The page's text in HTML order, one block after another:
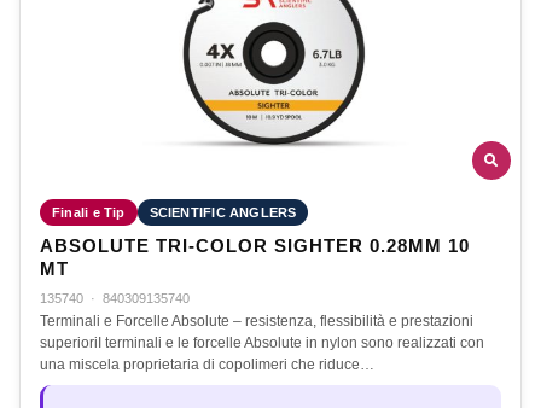
Finali e Tip SCIENTIFIC ANGLERS
ABSOLUTE TRI-COLOR SIGHTER 0.28MM 10
MT
135740 · 840309135740
Terminali e Forcelle Absolute – resistenza, flessibilità e prestazioni
superioriI terminali e le forcelle Absolute in nylon sono realizzati con
una miscela proprietaria di copolimeri che riduce…